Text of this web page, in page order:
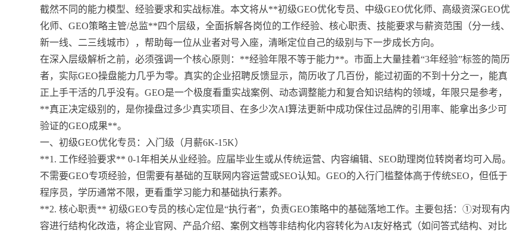
截然不同的能力模型、经验要求和实战标准。本文将从**初级GEO优化专员、中级GEO优化师、高级资深GEO优
化师、GEO策略主管/总监**四个层级，全面拆解各岗位的工作经验、核心职责、技能要求与薪资范围（分一线、
新一线、二三线城市），帮助每一位从业者对号入座，清晰定位自己的级别与下一步成长方向。
在深入层级解析之前，必须强调一个核心原则：**经验年限不等于能力**。市面上大量挂着“3年经验”标签的简历
者，实际GEO操盘能力几乎为零。真实的企业招聘反馈显示，简历收了几百份，能过初面的不到十分之一，能真
正上手干活的几乎没有。GEO是一个极度看重实战案例、动态调整能力和复合知识结构的领域，年限只是参考，
**真正决定级别的，是你操盘过多少真实项目、在多少次AI算法更新中成功保住过品牌的引用率、能拿出多少可
验证的GEO成果**。
一、初级GEO优化专员：入门级（月薪6K-15K）
**1. 工作经验要求** 0-1年相关从业经验。应届毕业生或从传统运营、内容编辑、SEO助理岗位转岗者均可入局。
不需要GEO专项经验，但需要有基础的互联网内容运营或SEO认知。GEO的入行门槛整体高于传统SEO，但低于
程序员，学历通常不限，更看重学习能力和基础执行素养。
**2. 核心职责** 初级GEO专员的核心定位是“执行者”，负责GEO策略中的基础落地工作。主要包括：①对现有内
容进行结构化改造，将企业官网、产品介绍、案例文档等非结构化内容转化为AI友好格式（如问答式结构、对比